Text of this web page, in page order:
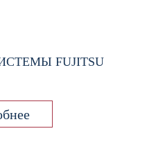
FUJITSU